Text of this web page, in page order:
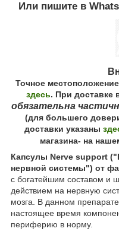
Или пишите в
Точное
здесь. При доставке
обязательна
(для большего
доставки указаны
магазина- на
Капсулы Nerve support
нервной системы") от
с богатейшим составом и
действием на нервную
мозга. В данном
настоящее время
периферию в норму.